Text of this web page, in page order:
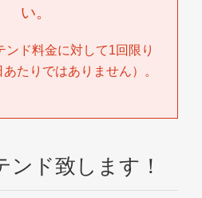
い。
ド料金に対して1回限り
たりではありません）。
ンド致します！